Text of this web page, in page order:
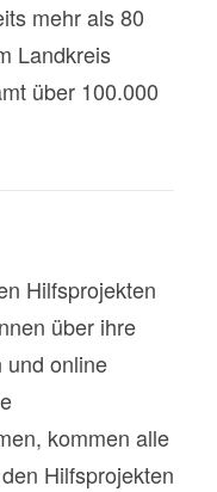
mehr als 80
Landkreis
über 100.000
Hilfsprojekten
über ihre
und online
kommen alle
Hilfsprojekten